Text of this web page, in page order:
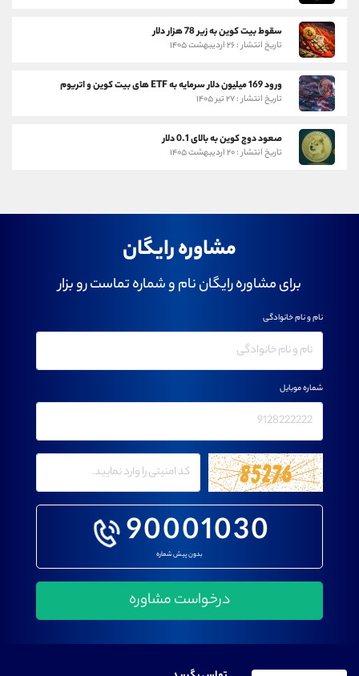
سقوط بیت کوین به زیر 78 هزار دلار
تاریخ انتشار : ۲۶ اردیبهشت ۱۴۰۵
ورود 169 میلیون دلار سرمایه به ETF های بیت کوین و اتریوم
تاریخ انتشار : ۲۷ تیر ۱۴۰۵
صعود دوج کوین به بالای 0.1 دلار
تاریخ انتشار : ۲۰ اردیبهشت ۱۴۰۵
مشاوره رایگان
برای مشاوره رایگان نام و شماره تماست رو بزار
90001030
بدون پیش شماره
نام و نام خانوادگی
شماره موبایل